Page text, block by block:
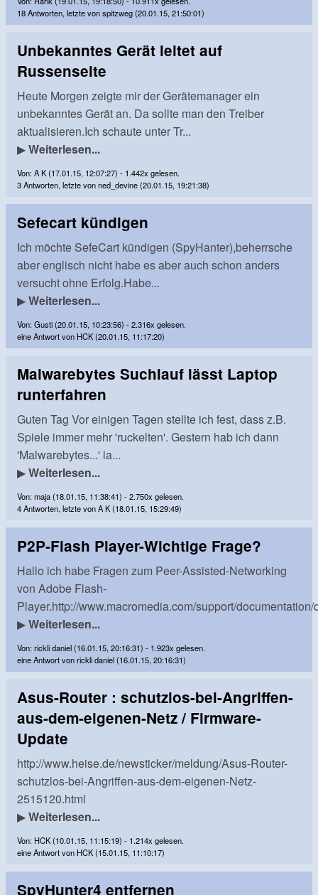
18 Antworten, letzte von spitzweg (20.01.15, 21:50:01)
Unbekanntes Gerät leitet auf
Russenseite
Heute Morgen zeigte mir der Gerätemanager ein
unbekanntes Gerät an. Da sollte man den Treiber
aktualisieren.Ich schaute unter Tr...
▶Weiterlesen...
Von: A K (17.01.15, 12:07:27) - 1.442x gelesen.
3 Antworten, letzte von ned_devine (20.01.15, 19:21:38)
Sefecart kündigen
Ich möchte SefeCart kündigen (SpyHanter),beherrsche
aber englisch nicht habe es aber auch schon anders
versucht ohne Erfolg.Habe...
▶Weiterlesen...
Von: Gusti (20.01.15, 10:23:56) - 2.316x gelesen.
eine Antwort von HCK (20.01.15, 11:17:20)
Malwarebytes Suchlauf lässt Laptop
runterfahren
Guten Tag Vor einigen Tagen stellte ich fest, dass z.B.
Spiele immer mehr 'ruckelten'. Gestern hab ich dann
'Malwarebytes...' la...
▶Weiterlesen...
Von: maja (18.01.15, 11:38:41) - 2.750x gelesen.
4 Antworten, letzte von A K (18.01.15, 15:29:49)
P2P-Flash Player-Wichtige Frage?
Hallo ich habe Fragen zum Peer-Assisted-Networking
von Adobe Flash-
Player.http://www.macromedia.com/support/documentation/
▶Weiterlesen...
Von: rickli daniel (16.01.15, 20:16:31) - 1.923x gelesen.
eine Antwort von rickli daniel (16.01.15, 20:16:31)
Asus-Router : schutzlos-bei-Angriffen-
aus-dem-eigenen-Netz / Firmware-
Update
http://www.heise.de/newsticker/meldung/Asus-Router-
schutzlos-bei-Angriffen-aus-dem-eigenen-Netz-
2515120.html
▶Weiterlesen...
Von: HCK (10.01.15, 11:15:19) - 1.214x gelesen.
eine Antwort von HCK (15.01.15, 11:10:17)
SpyHunter4 entfernen